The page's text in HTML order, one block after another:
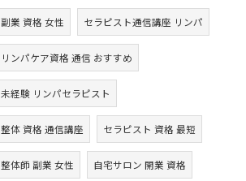
副業 資格 女性 セラピスト通信講座 リンパ
リンパケア資格 通信 おすすめ
未経験 リンパセラピスト
整体 資格 通信講座 セラピスト 資格 最短
整体師 副業 女性 自宅サロン 開業 資格